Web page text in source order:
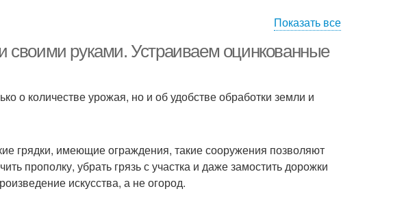
стеклопластиковой
сетки
Грядки из подручного
Ограждения для грядок
Иркутские грядки Грядки из досок
Показать все
своими руками. Устраиваем оцинкованные
о количестве урожая, но и об удобстве обработки земли и
грядки, имеющие ограждения, такие сооружения позволяют
прополку, убрать грязь с участка и даже замостить дорожки
искусства, а не огород.